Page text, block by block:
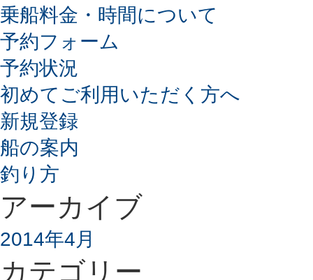
乗船料金・時間について
予約フォーム
予約状況
初めてご利用いただく方へ
新規登録
船の案内
釣り方
アーカイブ
2014年4月
カテゴリー